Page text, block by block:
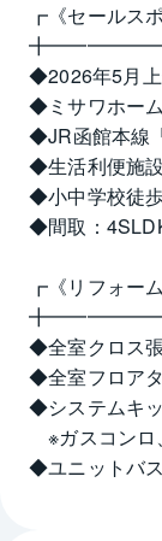
┏《セールス
◆2026年5月
◆ミサワホー
◆JR函館本線
◆生活利便施
◆小中学校徒
◆間取：
┏《リフォー
◆全室クロス
◆全室フロア
◆システムキ
※ガスコンロ
◆ユニットバ